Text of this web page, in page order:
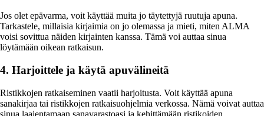
Jos olet epävarma, voit käyttää muita jo täytettyjä ruutuja apuna.
Tarkastele, millaisia kirjaimia on jo olemassa ja mieti, miten ALMA
voisi sovittua näiden kirjainten kanssa. Tämä voi auttaa sinua
löytämään oikean ratkaisun.
4. Harjoittele ja käytä apuvälineitä
Ristikkojen ratkaiseminen vaatii harjoitusta. Voit käyttää apuna
sanakirjaa tai ristikkojen ratkaisuohjelmia verkossa. Nämä voivat auttaa
sinua laajentamaan sanavarastoasi ja kehittämään ristikoiden